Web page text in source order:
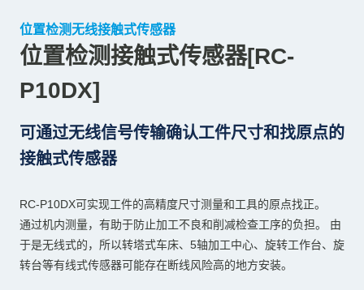
位置检测无线接触式传感器
位置检测接触式传感器[RC-
P10DX]
可通过无线信号传输确认工件尺寸和找原点的
接触式传感器
RC-P10DX可实现工件的高精度尺寸测量和工具的原点找正。
通过机内测量，有助于防止加工不良和削减检查工序的负担。 由
于是无线式的，所以转塔式车床、5轴加工中心、旋转工作台、旋
转台等有线式传感器可能存在断线风险高的地方安装。